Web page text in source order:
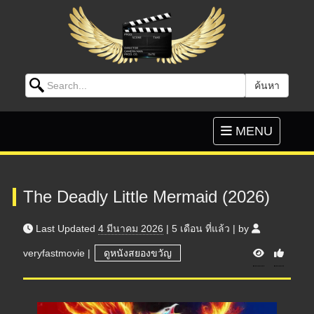
Search for: ค้นหา
Toggle
navigation
MENU
The Deadly Little Mermaid (2026)
Last Updated 4 มีนาคม 2026 | 5 เดือน ที่แล้ว | by
veryfastmovie | ดูหนังสยองขวัญ V
i
e